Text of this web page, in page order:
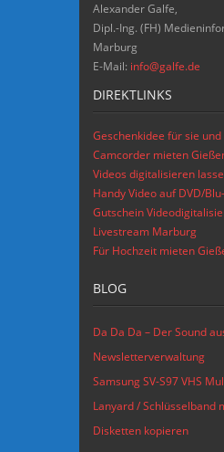
Alexander Galfe,
Dipl.-Ing. (FH)
Marburg
E-Mail: info@galfe.de
DIREKTLINKS
Geschenkidee für sie und
Camcorder mieten
Videos digitalisieren
Handy Video auf DVD/
Gutschein
Livestream Marburg
Für Hochzeit mieten
BLOG
Da Da Da – Der Sound
Newsletterverwaltung
Samsung SV-S97 VHS
Lanyard / Schlüsselband
Disketten kopieren